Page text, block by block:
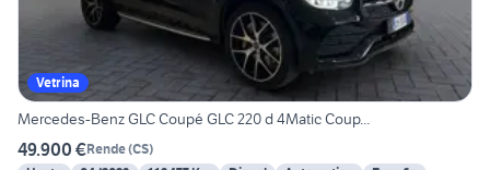
Vetrina
Mercedes-Benz GLC Coupé GLC 220 d 4Matic Coup...
49.900 €Rende(CS)